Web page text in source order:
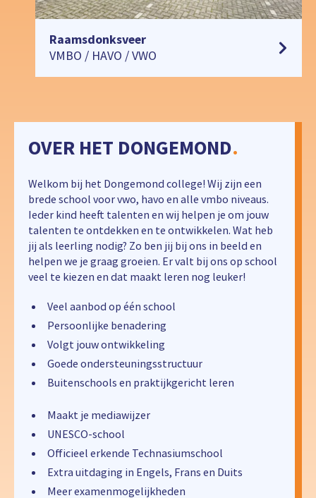
Raamsdonksveer
VMBO / HAVO / VWO
OVER HET DONGEMOND.
Welkom bij het Dongemond college! Wij zijn een
brede school voor vwo, havo en alle vmbo niveaus.
Ieder kind heeft talenten en wij helpen je om jouw
talenten te ontdekken en te ontwikkelen. Wat heb
jij als leerling nodig? Zo ben jij bij ons in beeld en
helpen we je graag groeien. Er valt bij ons op school
veel te kiezen en dat maakt leren nog leuker!
Veel aanbod op één school
Persoonlijke benadering
Volgt jouw ontwikkeling
Goede ondersteuningsstructuur
Buitenschools en praktijkgericht leren
Maakt je mediawijzer
UNESCO-school
Officieel erkende Technasiumschool
Extra uitdaging in Engels, Frans en Duits
Meer examenmogelijkheden